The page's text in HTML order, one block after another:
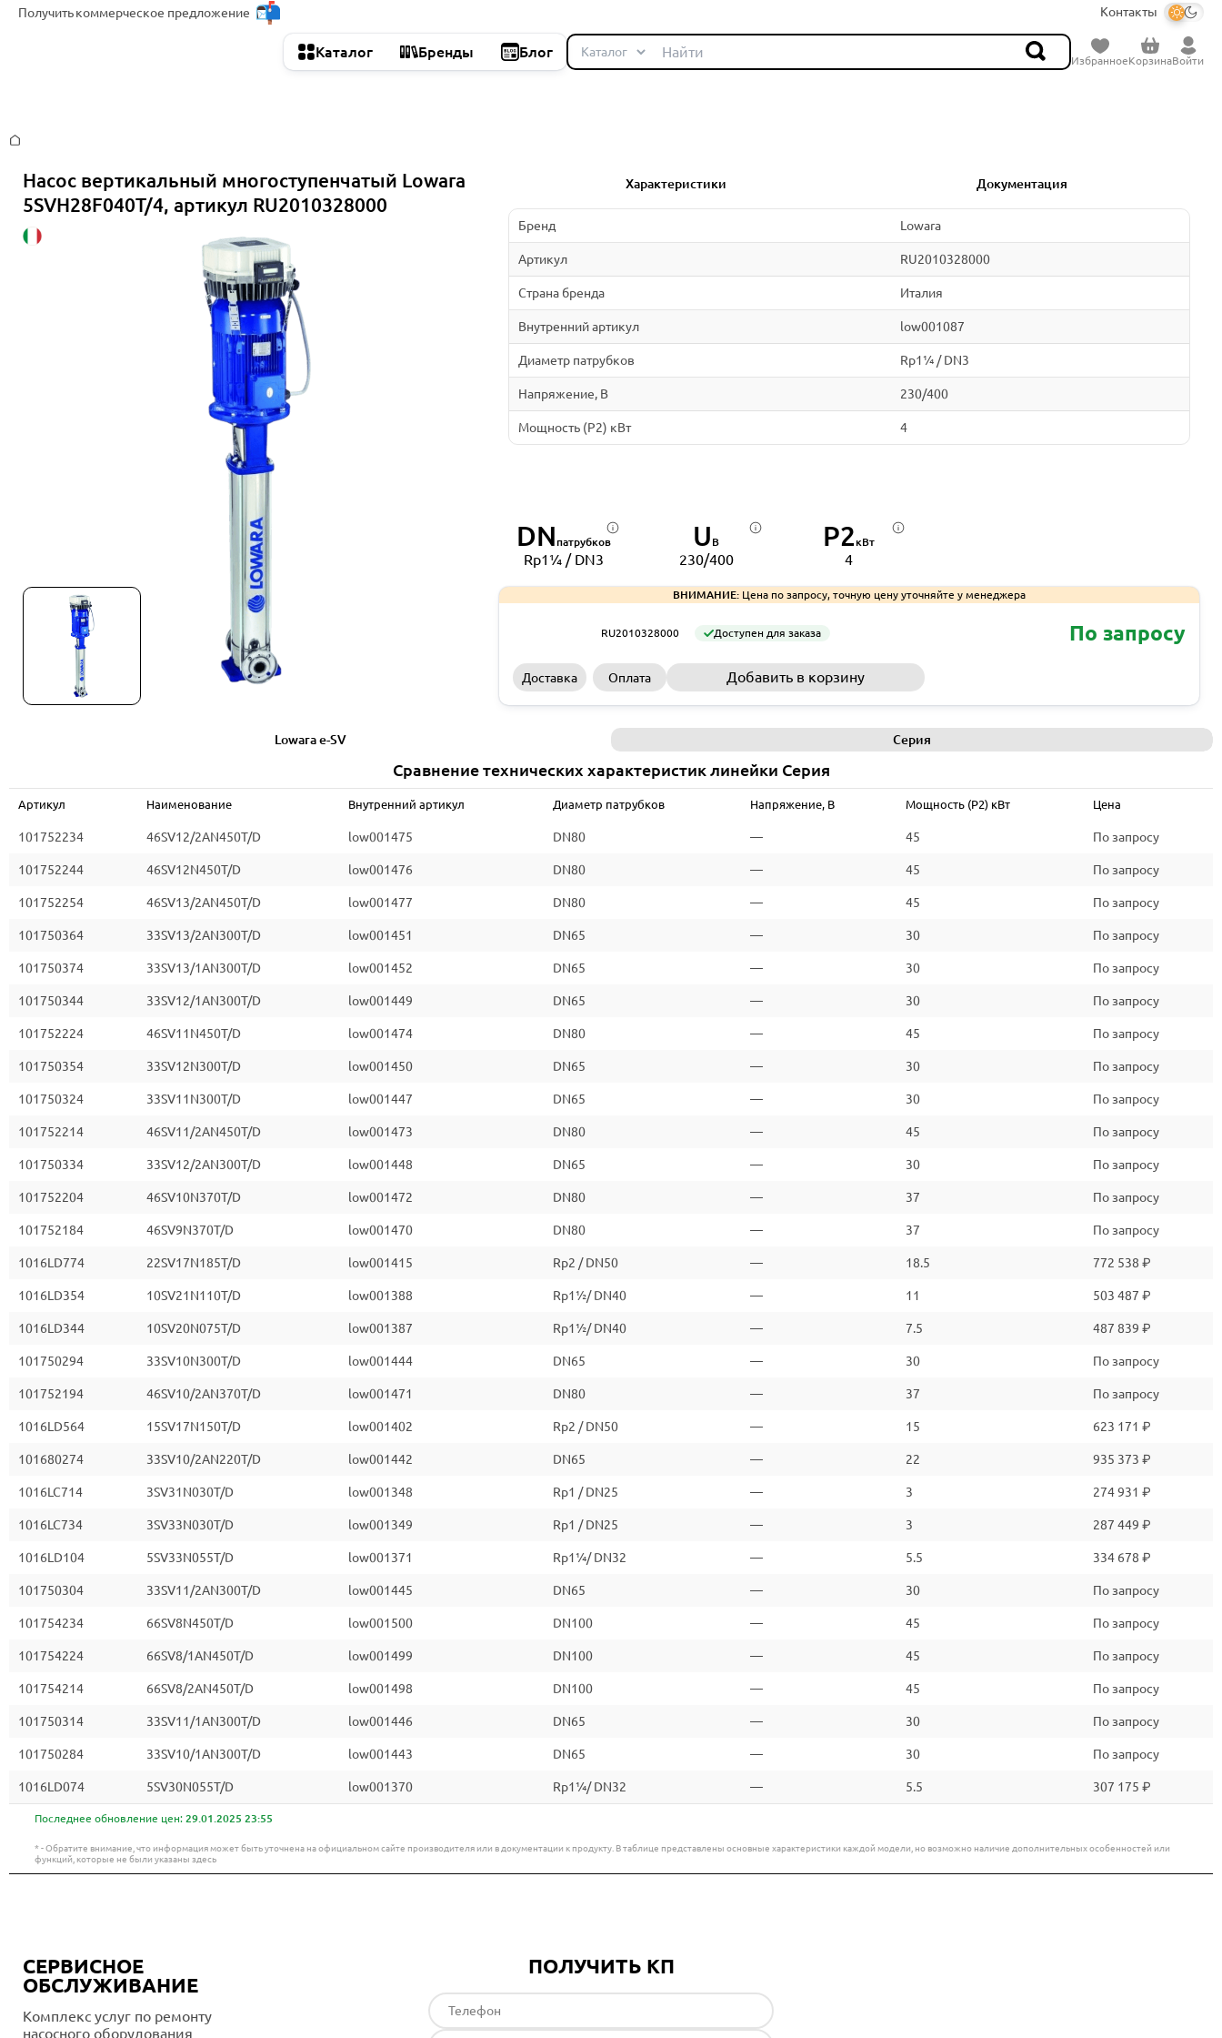
Получитькоммерческое предложение Контакты
Каталог Бренды Блог
ИзбранноеКорзинаВойти
Насос вертикальный многоступенчатый Lowara
5SVH28F040T/4, артикул RU2010328000
Характеристики Документация
Бренд Lowara
Артикул RU2010328000
Страна бренда Италия
Внутренний артикул low001087
Диаметр патрубков Rp1¼ / DN3
Напряжение, В 230/400
Мощность (P2) кВт 4
DN патрубков
Rp1¼ / DN3
U В
230/400
P2кВт
4
ВНИМАНИЕ:Цена по запросу, точную цену уточняйте у менеджера
RU2010328000 Доступен для заказа По запросу
Доставка Оплата Добавить в корзину
Lowara e-SV Серия
Сравнение технических характеристик линейки Серия
Артикул Наименование Внутренний артикул Диаметр патрубков Напряжение, В Мощность (P2) кВт Цена
101752234 46SV12/2AN450T/D low001475 DN80 — 45 По запросу
101752244 46SV12N450T/D low001476 DN80 — 45 По запросу
101752254 46SV13/2AN450T/D low001477 DN80 — 45 По запросу
101750364 33SV13/2AN300T/D low001451 DN65 — 30 По запросу
101750374 33SV13/1AN300T/D low001452 DN65 — 30 По запросу
101750344 33SV12/1AN300T/D low001449 DN65 — 30 По запросу
101752224 46SV11N450T/D low001474 DN80 — 45 По запросу
101750354 33SV12N300T/D low001450 DN65 — 30 По запросу
101750324 33SV11N300T/D low001447 DN65 — 30 По запросу
101752214 46SV11/2AN450T/D low001473 DN80 — 45 По запросу
101750334 33SV12/2AN300T/D low001448 DN65 — 30 По запросу
101752204 46SV10N370T/D low001472 DN80 — 37 По запросу
101752184 46SV9N370T/D low001470 DN80 — 37 По запросу
1016LD774 22SV17N185T/D low001415 Rp2 / DN50 — 18.5 772 538 ₽
1016LD354 10SV21N110T/D low001388 Rp1½/ DN40 — 11 503 487 ₽
1016LD344 10SV20N075T/D low001387 Rp1½/ DN40 — 7.5 487 839 ₽
101750294 33SV10N300T/D low001444 DN65 — 30 По запросу
101752194 46SV10/2AN370T/D low001471 DN80 — 37 По запросу
1016LD564 15SV17N150T/D low001402 Rp2 / DN50 — 15 623 171 ₽
101680274 33SV10/2AN220T/D low001442 DN65 — 22 935 373 ₽
1016LC714 3SV31N030T/D low001348 Rp1 / DN25 — 3 274 931 ₽
1016LC734 3SV33N030T/D low001349 Rp1 / DN25 — 3 287 449 ₽
1016LD104 5SV33N055T/D low001371 Rp1¼/ DN32 — 5.5 334 678 ₽
101750304 33SV11/2AN300T/D low001445 DN65 — 30 По запросу
101754234 66SV8N450T/D low001500 DN100 — 45 По запросу
101754224 66SV8/1AN450T/D low001499 DN100 — 45 По запросу
101754214 66SV8/2AN450T/D low001498 DN100 — 45 По запросу
101750314 33SV11/1AN300T/D low001446 DN65 — 30 По запросу
101750284 33SV10/1AN300T/D low001443 DN65 — 30 По запросу
1016LD074 5SV30N055T/D low001370 Rp1¼/ DN32 — 5.5 307 175 ₽
Последнее обновление цен: 29.01.2025 23:55
* - Обратите внимание, что информация может быть уточнена на официальном сайте производителя или в документации к продукту. В таблице представлены основные характеристики каждой модели, но возможно наличие дополнительных особенностей или
функций, которые не были указаны здесь
СЕРВИСНОЕ
ОБСЛУЖИВАНИЕ
Комплекс услуг по ремонту
насосного оборудования
ПОЛУЧИТЬ КП